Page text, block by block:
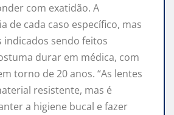
com exatidão. A
de cada caso específico, mas
indicados sendo feitos
durar em médica, com
torno de 20 anos. “As lentes
resistente, mas é
a higiene bucal e fazer